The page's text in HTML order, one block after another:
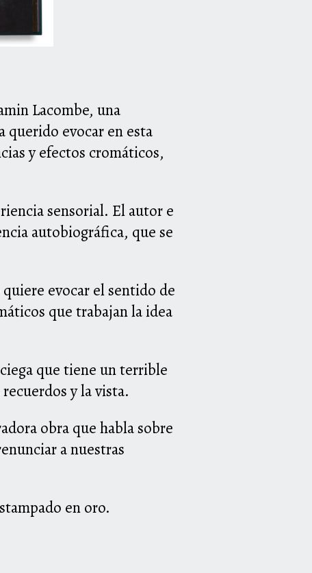
Lacombe, una
evocar en esta
y efectos cromáticos,
sensorial. El autor e
autobiográfica, que se
evocar el sentido de
que trabajan la idea
que tiene un terrible
y la vista.
obra que habla sobre
a nuestras
en oro.